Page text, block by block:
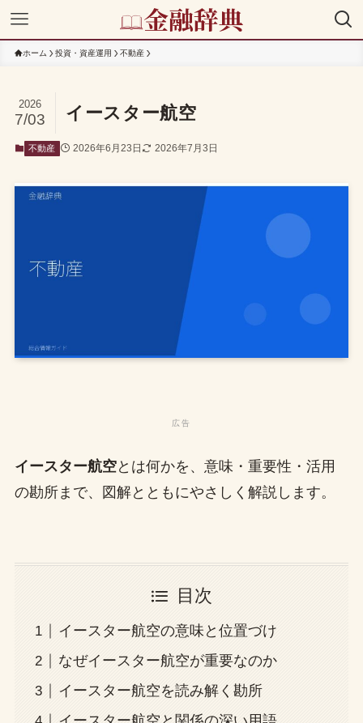
ホーム 投資・資産運用 不動産
イースター航空
2026
7/03
不動産 2026年6月23日 2026年7月3日
イースター航空とは何かを、意味・重要性・活用
の勘所まで、図解とともにやさしく解説します。
目次
イースター航空の意味と位置づけ
なぜイースター航空が重要なのか
イースター航空を読み解く勘所